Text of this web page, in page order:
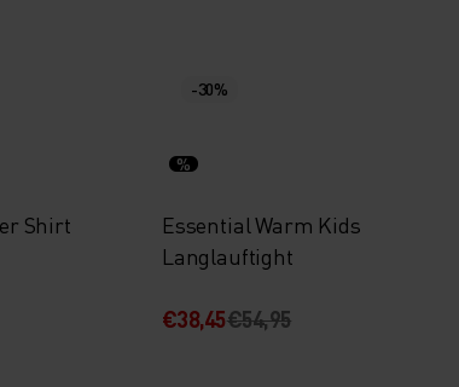
Shirt
-30%
%
Essential Warm Kids
Langlauftight
€38,45€54,95